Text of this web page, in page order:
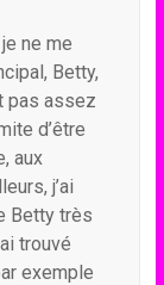
ne me
Betty,
pas assez
d’être
aux
j’ai
Betty très
trouvé
exemple